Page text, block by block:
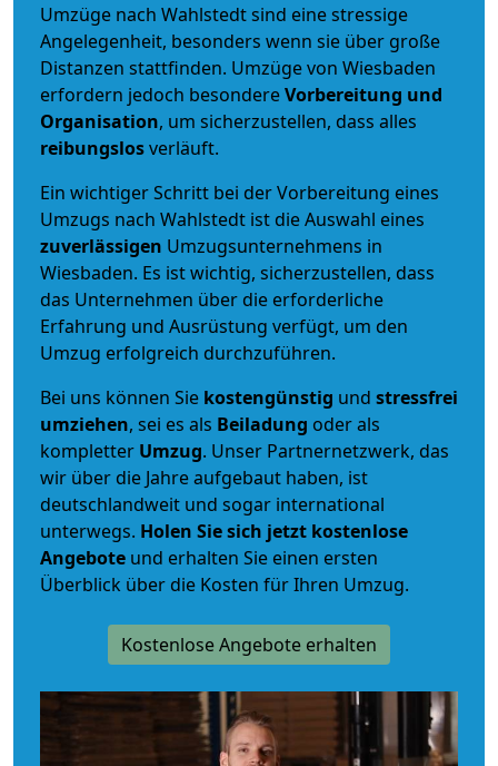
Umzüge nach Wahlstedt sind eine stressige
Angelegenheit, besonders wenn sie über große
Distanzen stattfinden. Umzüge von Wiesbaden
erfordern jedoch besondereVorbereitung und
Organisation, um sicherzustellen, dass alles
reibungslosverläuft.
Ein wichtiger Schritt bei der Vorbereitung eines
Umzugs nach Wahlstedt ist die Auswahl eines
zuverlässigen Umzugsunternehmens in
Wiesbaden. Es ist wichtig, sicherzustellen, dass
das Unternehmen über die erforderliche
Erfahrung und Ausrüstung verfügt, um den
Umzug erfolgreich durchzuführen.
Bei uns können Sie kostengünstig und stressfrei
umziehen, sei es als Beiladung oder als
kompletter Umzug. Unser Partnernetzwerk, das
wir über die Jahre aufgebaut haben, ist
deutschlandweit und sogar international
unterwegs. Holen Sie sich jetzt kostenlose
Angebote und erhalten Sie einen ersten
Überblick über die Kosten für Ihren Umzug.
Kostenlose Angebote erhalten